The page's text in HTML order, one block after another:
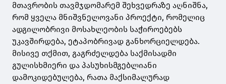
მთავრობის თავმჯდომარემ შეხვედრაზე აღნიშნა,
რომ ყველა მნიშვნელოვანი პროექტი, რომელიც
ადგილობრივი მოსახლეობის საჭიროებებს
უკავშირდება, ეტაპობრივად განხორციელდება.
მისივე თქმით, გაგრძელდება საქმისადმი
გულისხმიერი და პასუხისმგებლიანი
დამოკიდებულება, რათა მაქსიმალურად